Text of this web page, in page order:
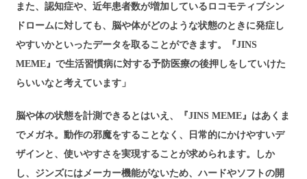
また、認知症や、近年患者数が増加しているロコモティブシン
ドロームに対しても、脳や体がどのような状態のときに発症し
やすいかといったデータを取ることができます。『JINS
MEME』で生活習慣病に対する予防医療の後押しをしていけた
らいいなと考えています」
脳や体の状態を計測できるとはいえ、『JINS MEME』はあくま
でメガネ。動作の邪魔をすることなく、日常的にかけやすいデ
ザインと、使いやすさを実現することが求められます。しか
し、ジンズにはメーカー機能がないため、ハードやソフトの開